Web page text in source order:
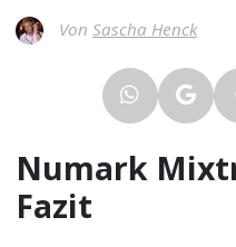
Von Sascha Henck
Numark
Fazit